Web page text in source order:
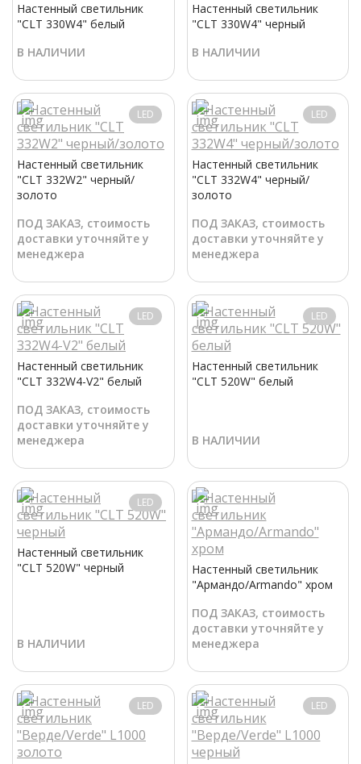
Настенный светильник
"CLT 330W4" белый
В НАЛИЧИИ
Настенный светильник
"CLT 330W4" черный
В НАЛИЧИИ
LED
Настенный светильник
"CLT 332W2" черный/
золото
ПОД ЗАКАЗ, стоимость
доставки уточняйте у
менеджера
LED
Настенный светильник
"CLT 332W4" черный/
золото
ПОД ЗАКАЗ, стоимость
доставки уточняйте у
менеджера
LED
Настенный светильник
"CLT 332W4-V2" белый
ПОД ЗАКАЗ, стоимость
доставки уточняйте у
менеджера
LED
Настенный светильник
"CLT 520W" белый
В НАЛИЧИИ
LED
Настенный светильник
"CLT 520W" черный
В НАЛИЧИИ
Настенный светильник
"Армандо/Armando" хром
ПОД ЗАКАЗ, стоимость
доставки уточняйте у
менеджера
LED LED